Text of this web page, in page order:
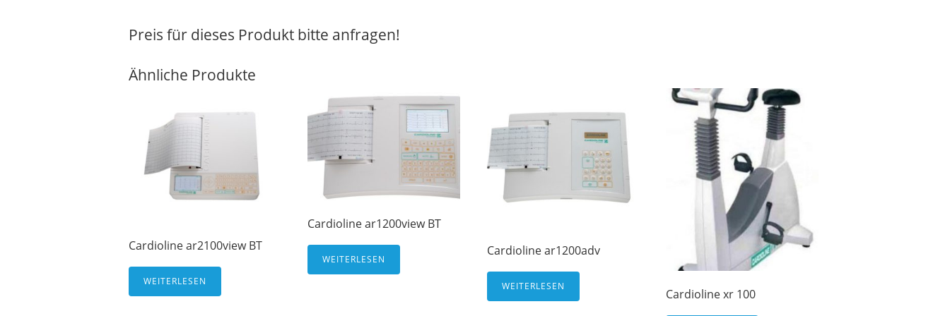
Preis für dieses Produkt bitte anfragen!
Ähnliche Produkte
Cardioline ar2100view BT
WEITERLESEN
Cardioline ar1200view BT
WEITERLESEN
Cardioline ar1200adv
WEITERLESEN
Cardioline xr 100